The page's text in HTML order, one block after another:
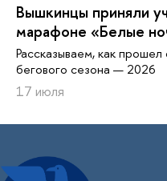
Вышкинцы приняли
марафоне «Белые
Рассказываем, как
бегового сезона — 2026
17 июля